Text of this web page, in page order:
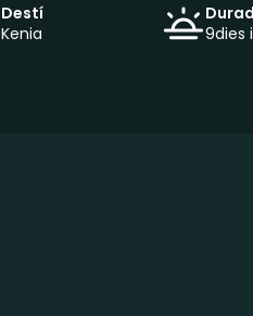
Destí
Kenia
9dies i